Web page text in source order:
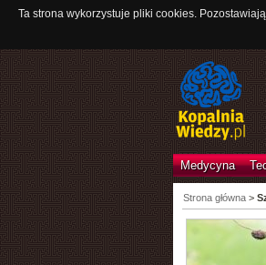
Ta strona wykorzystuje pliki cookies.
Medycyna
Strona główna>